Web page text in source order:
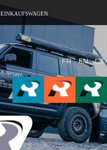
EINKAUFSWAGEN
FR EN DE